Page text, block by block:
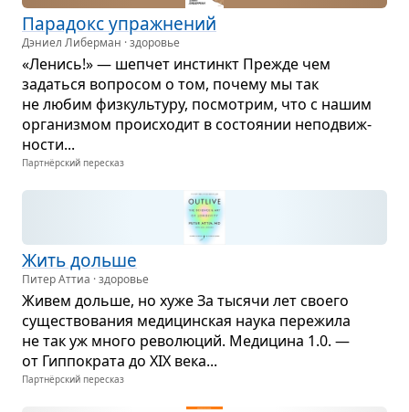
Пара­докс упраж­не­ний
Дэниел Либерман · здоровье
«Ленись!» — шеп­чет инстинкт Прежде чем
задаться вопро­сом о том, почему мы так
не любим физ­куль­туру, посмот­рим, что с нашим
орга­низ­мом про­ис­хо­дит в состо­я­нии непо­движ­
но­сти...
Партнёрский пересказ
Жить дольше
Питер Аттиа · здоровье
Живем дольше, но хуже За тысячи лет сво­его
суще­ство­ва­ния меди­цин­ская наука пере­жила
не так уж много рево­лю­ций. Меди­цина 1.0. —
от Гип­по­крата до XIX века...
Партнёрский пересказ